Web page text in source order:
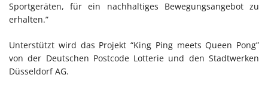
Sportgeräten, für ein nachhaltiges Bewegungsangebot zu
erhalten.”
Unterstützt wird das Projekt “King Ping meets Queen Pong”
von der Deutschen Postcode Lotterie und den Stadtwerken
Düsseldorf AG.